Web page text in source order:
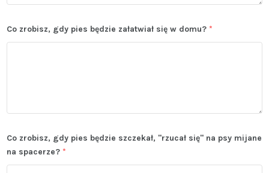
Co zrobisz, gdy pies będzie załatwiał się w domu? *
Co zrobisz, gdy pies będzie szczekał, "rzucał się" na psy mijane
na spacerze? *